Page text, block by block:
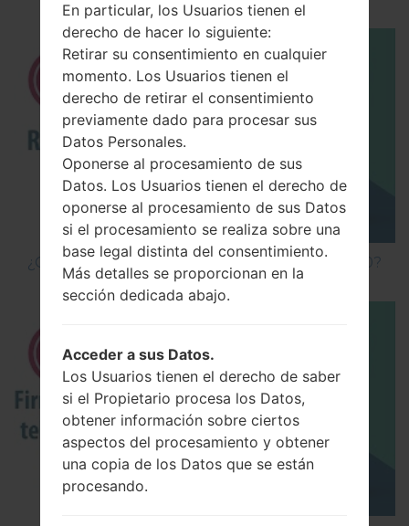
¿Cómo hacer Reinicio Completo en LG G5 H850?
En particular, los Usuarios tienen el
derecho de hacer lo siguiente:
Retirar su consentimiento en cualquier
momento. Los Usuarios tienen el
derecho de retirar el consentimiento
previamente dado para procesar sus
Datos Personales.
Oponerse al procesamiento de sus
Datos. Los Usuarios tienen el derecho de
oponerse al procesamiento de sus Datos
si el procesamiento se realiza sobre una
base legal distinta del consentimiento.
Más detalles se proporcionan en la
sección dedicada abajo.
Acceder a sus Datos.
Los Usuarios tienen el derecho de saber
si el Propietario procesa los Datos,
obtener información sobre ciertos
aspectos del procesamiento y obtener
una copia de los Datos que se están
procesando.